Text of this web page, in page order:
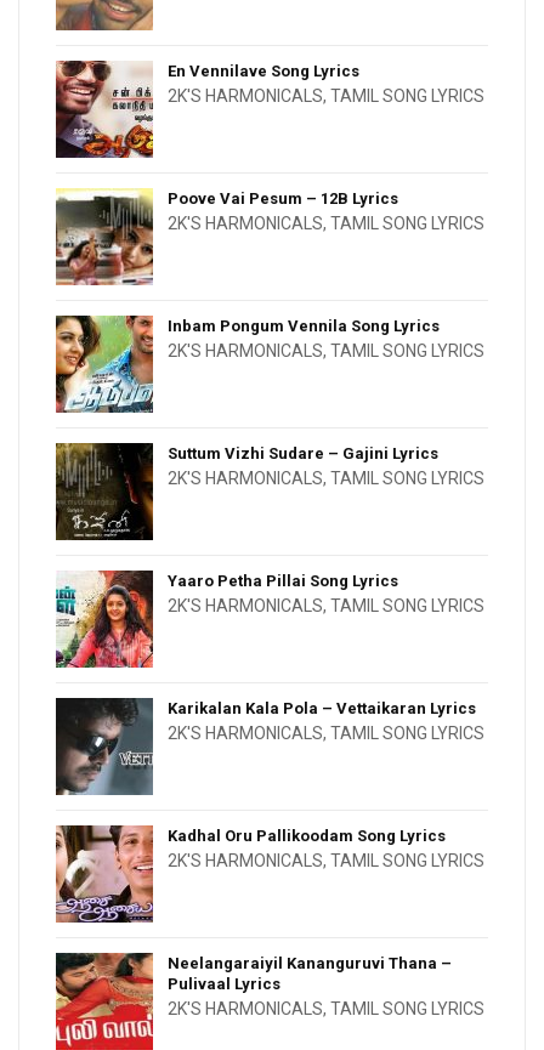
En Vennilave Song Lyrics
2K'S HARMONICALS, TAMIL SONG LYRICS
Poove Vai Pesum – 12B Lyrics
2K'S HARMONICALS, TAMIL SONG LYRICS
Inbam Pongum Vennila Song Lyrics
2K'S HARMONICALS, TAMIL SONG LYRICS
Suttum Vizhi Sudare – Gajini Lyrics
2K'S HARMONICALS, TAMIL SONG LYRICS
Yaaro Petha Pillai Song Lyrics
2K'S HARMONICALS, TAMIL SONG LYRICS
Karikalan Kala Pola – Vettaikaran Lyrics
2K'S HARMONICALS, TAMIL SONG LYRICS
Kadhal Oru Pallikoodam Song Lyrics
2K'S HARMONICALS, TAMIL SONG LYRICS
Neelangaraiyil Kananguruvi Thana –
Pulivaal Lyrics
2K'S HARMONICALS, TAMIL SONG LYRICS